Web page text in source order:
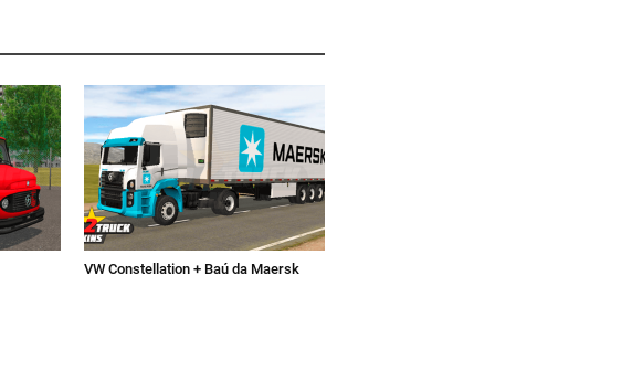
VW Constellation + Baú da Maersk